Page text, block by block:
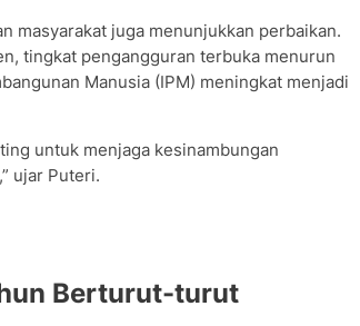
masyarakat juga menunjukkan perbaikan.
tingkat pengangguran terbuka menurun
Manusia (IPM) meningkat menjadi
untuk menjaga kesinambungan
ujar Puteri.
Berturut-turut